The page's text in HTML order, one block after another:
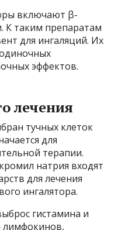
включают β-
К таким препаратам
для ингаляций. Их
эффектов.
лечения
тучных клеток
для
терапии.
натрия входят
для лечения
ингалятора.
гистамина и
лимфокинов,